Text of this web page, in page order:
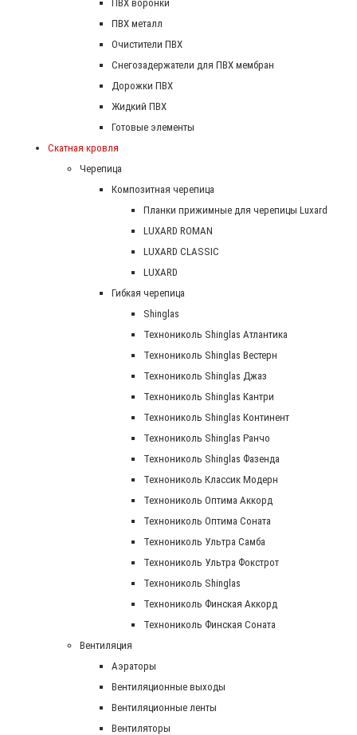
ПВХ воронки
ПВХ металл
Очистители ПВХ
Снегозадержатели для ПВХ мембран
Дорожки ПВХ
Жидкий ПВХ
Готовые элементы
Скатная кровля
Черепица
Композитная черепица
Планки прижимные для черепицы Luxard
LUXARD ROMAN
LUXARD CLASSIC
LUXARD
Гибкая черепица
Shinglas
Технониколь Shinglas Атлантика
Технониколь Shinglas Вестерн
Технониколь Shinglas Джаз
Технониколь Shinglas Кантри
Технониколь Shinglas Континент
Технониколь Shinglas Ранчо
Технониколь Shinglas Фазенда
Технониколь Классик Модерн
Технониколь Оптима Аккорд
Технониколь Оптима Соната
Технониколь Ультра Самба
Технониколь Ультра Фокстрот
Технониколь Shinglas
Технониколь Финская Аккорд
Технониколь Финская Соната
Вентиляция
Аэраторы
Вентиляционные выходы
Вентиляционные ленты
Вентиляторы